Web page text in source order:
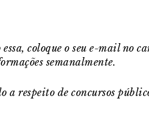
coloque o seu e-mail no
semanalmente.
a respeito de concursos